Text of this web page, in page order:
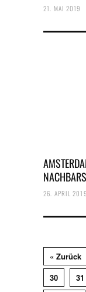
21. MAI 2019
26. APRIL 2019
« Zurück
30
31